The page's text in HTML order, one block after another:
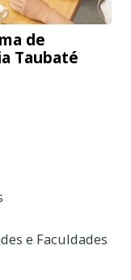
de
Taubaté
e Faculdades